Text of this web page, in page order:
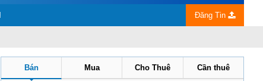
Đăng Tin
Bán Mua Cho Thuê Cần thuê